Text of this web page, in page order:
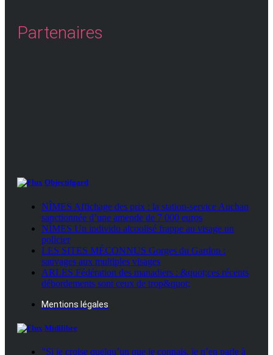
Partenaires
Objectifgard
NÎMES Affichage des prix : la station-service Auchan
sanctionnée d’une amende de 7 000 euros
NÎMES Un individu alcoolisé frappe au visage un
policier
LES SITES MÉCONNUS Gorges du Gardon :
sauvages aux multiples visages
ARLES Fédération des manadiers : &quot;ces récents
débordements sont ceux de trop&quot;
Mentions légales
Midilibre
"Si je croise quelqu’un que je connais, je n’en parle à